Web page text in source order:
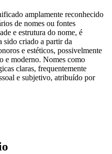
amplamente reconhecido
de nomes ou fontes
e estrutura do nome, é
sido criado a partir da
e estéticos, possivelmente
e moderno. Nomes como
claras, frequentemente
e subjetivo, atribuído por